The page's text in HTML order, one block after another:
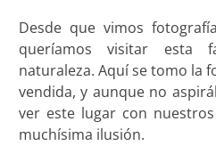
Desde que vimos
queríamos visitar esta
naturaleza. Aquí se tomo la
vendida, y aunque no
ver este lugar con
muchísima ilusión.